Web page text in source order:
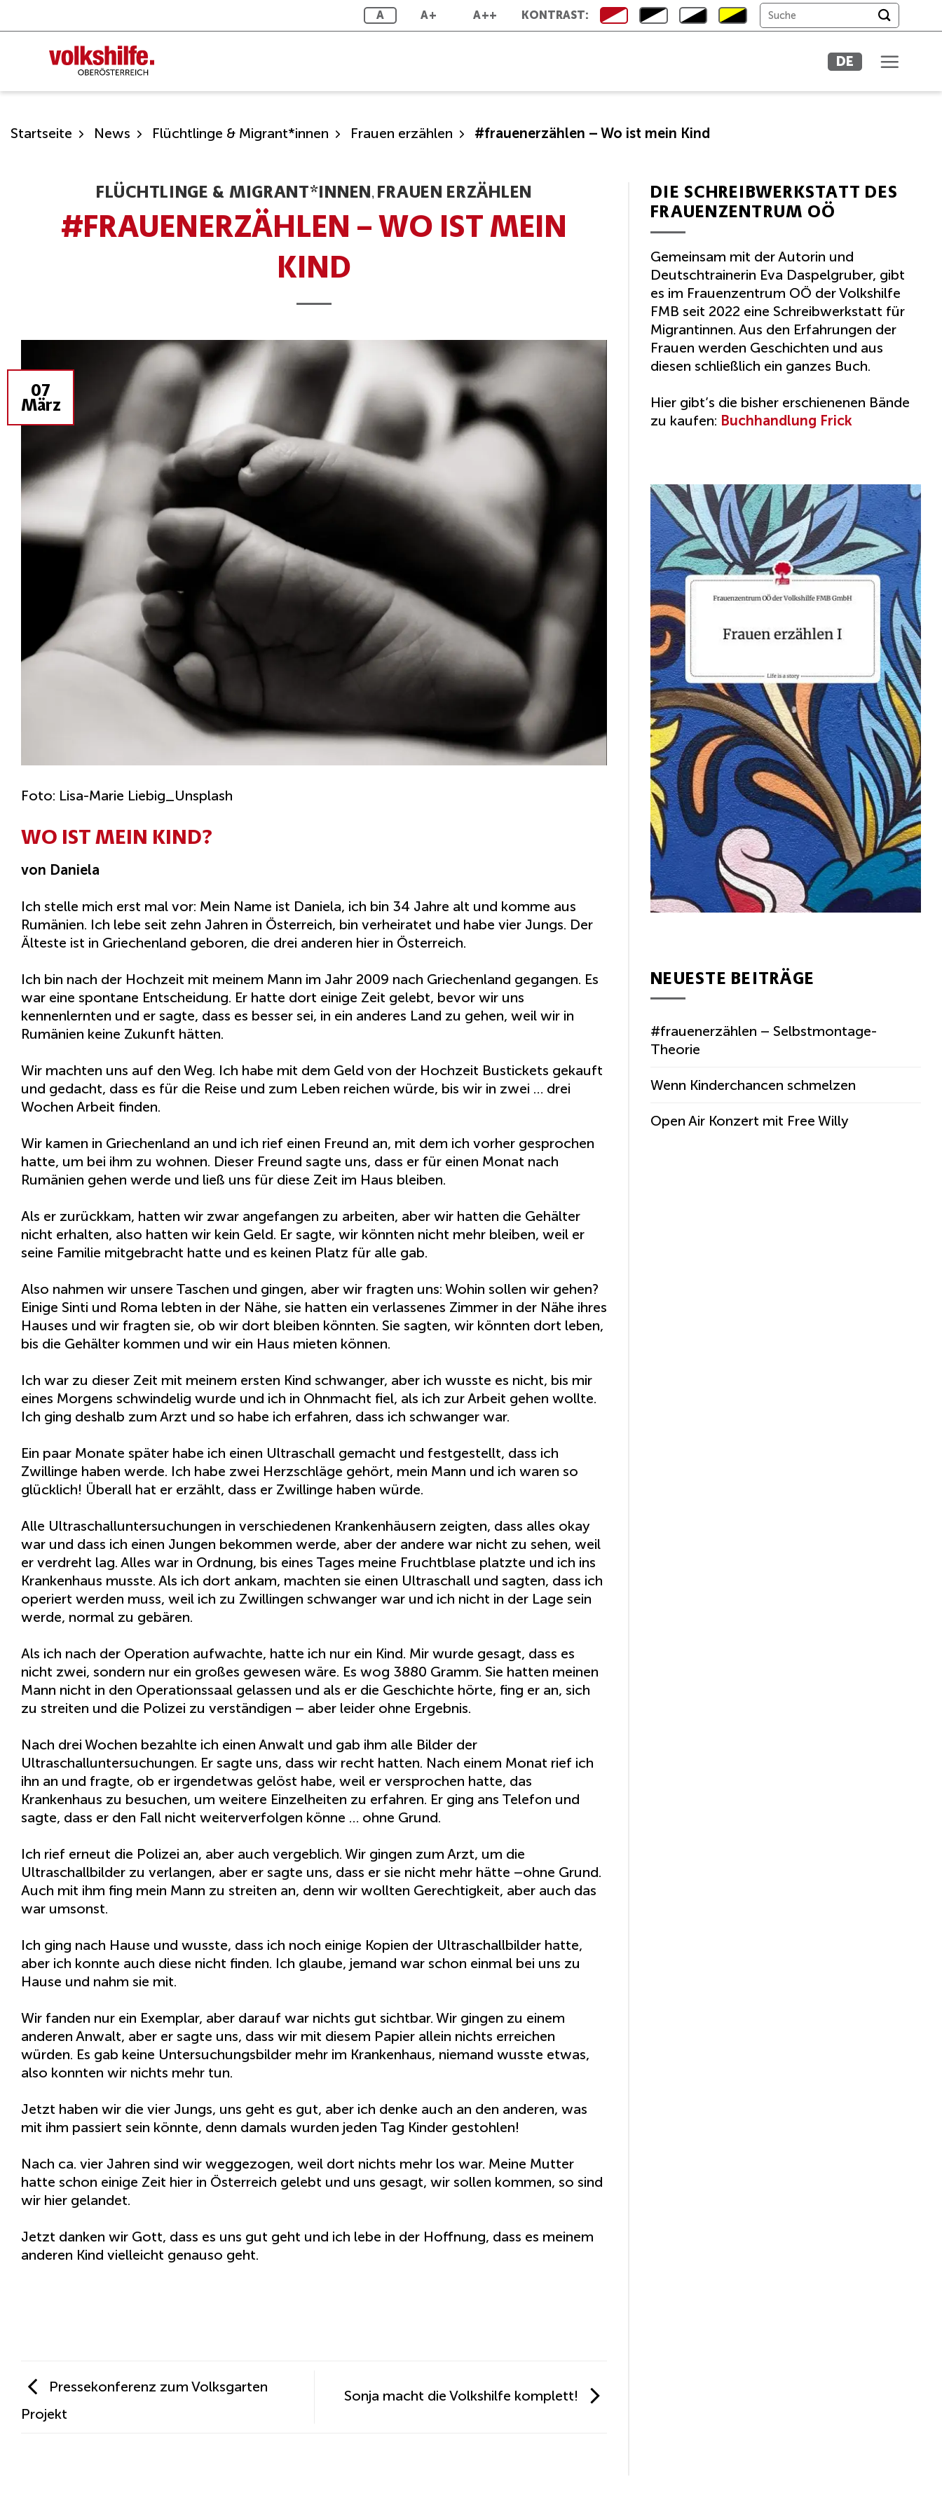
Inhalt
A A+ A++ KONTRAST:
DE
Startseite News Flüchtlinge & Migrant*innen Frauen erzählen #frauenerzählen – Wo ist mein Kind
FLÜCHTLINGE & MIGRANT*INNEN, FRAUEN ERZÄHLEN
#FRAUENERZÄHLEN – WO IST MEIN
KIND
07
März
Foto: Lisa-Marie Liebig_Unsplash
WO IST MEIN KIND?
von Daniela
Ich stelle mich erst mal vor: Mein Name ist Daniela, ich bin 34 Jahre alt und komme aus
Rumänien. Ich lebe seit zehn Jahren in Österreich, bin verheiratet und habe vier Jungs. Der
Älteste ist in Griechenland geboren, die drei anderen hier in Österreich.
Ich bin nach der Hochzeit mit meinem Mann im Jahr 2009 nach Griechenland gegangen. Es
war eine spontane Entscheidung. Er hatte dort einige Zeit gelebt, bevor wir uns
kennenlernten und er sagte, dass es besser sei, in ein anderes Land zu gehen, weil wir in
Rumänien keine Zukunft hätten.
Wir machten uns auf den Weg. Ich habe mit dem Geld von der Hochzeit Bustickets gekauft
und gedacht, dass es für die Reise und zum Leben reichen würde, bis wir in zwei … drei
Wochen Arbeit finden.
Wir kamen in Griechenland an und ich rief einen Freund an, mit dem ich vorher gesprochen
hatte, um bei ihm zu wohnen. Dieser Freund sagte uns, dass er für einen Monat nach
Rumänien gehen werde und ließ uns für diese Zeit im Haus bleiben.
Als er zurückkam, hatten wir zwar angefangen zu arbeiten, aber wir hatten die Gehälter
nicht erhalten, also hatten wir kein Geld. Er sagte, wir könnten nicht mehr bleiben, weil er
seine Familie mitgebracht hatte und es keinen Platz für alle gab.
Also nahmen wir unsere Taschen und gingen, aber wir fragten uns: Wohin sollen wir gehen?
Einige Sinti und Roma lebten in der Nähe, sie hatten ein verlassenes Zimmer in der Nähe ihres
Hauses und wir fragten sie, ob wir dort bleiben könnten. Sie sagten, wir könnten dort leben,
bis die Gehälter kommen und wir ein Haus mieten können.
Ich war zu dieser Zeit mit meinem ersten Kind schwanger, aber ich wusste es nicht, bis mir
eines Morgens schwindelig wurde und ich in Ohnmacht fiel, als ich zur Arbeit gehen wollte.
Ich ging deshalb zum Arzt und so habe ich erfahren, dass ich schwanger war.
Ein paar Monate später habe ich einen Ultraschall gemacht und festgestellt, dass ich
Zwillinge haben werde. Ich habe zwei Herzschläge gehört, mein Mann und ich waren so
glücklich! Überall hat er erzählt, dass er Zwillinge haben würde.
Alle Ultraschalluntersuchungen in verschiedenen Krankenhäusern zeigten, dass alles okay
war und dass ich einen Jungen bekommen werde, aber der andere war nicht zu sehen, weil
er verdreht lag. Alles war in Ordnung, bis eines Tages meine Fruchtblase platzte und ich ins
Krankenhaus musste. Als ich dort ankam, machten sie einen Ultraschall und sagten, dass ich
operiert werden muss, weil ich zu Zwillingen schwanger war und ich nicht in der Lage sein
werde, normal zu gebären.
Als ich nach der Operation aufwachte, hatte ich nur ein Kind. Mir wurde gesagt, dass es
nicht zwei, sondern nur ein großes gewesen wäre. Es wog 3880 Gramm. Sie hatten meinen
Mann nicht in den Operationssaal gelassen und als er die Geschichte hörte, fing er an, sich
zu streiten und die Polizei zu verständigen – aber leider ohne Ergebnis.
Nach drei Wochen bezahlte ich einen Anwalt und gab ihm alle Bilder der
Ultraschalluntersuchungen. Er sagte uns, dass wir recht hatten. Nach einem Monat rief ich
ihn an und fragte, ob er irgendetwas gelöst habe, weil er versprochen hatte, das
Krankenhaus zu besuchen, um weitere Einzelheiten zu erfahren. Er ging ans Telefon und
sagte, dass er den Fall nicht weiterverfolgen könne … ohne Grund.
Ich rief erneut die Polizei an, aber auch vergeblich. Wir gingen zum Arzt, um die
Ultraschallbilder zu verlangen, aber er sagte uns, dass er sie nicht mehr hätte –ohne Grund.
Auch mit ihm fing mein Mann zu streiten an, denn wir wollten Gerechtigkeit, aber auch das
war umsonst.
Ich ging nach Hause und wusste, dass ich noch einige Kopien der Ultraschallbilder hatte,
aber ich konnte auch diese nicht finden. Ich glaube, jemand war schon einmal bei uns zu
Hause und nahm sie mit.
Wir fanden nur ein Exemplar, aber darauf war nichts gut sichtbar. Wir gingen zu einem
anderen Anwalt, aber er sagte uns, dass wir mit diesem Papier allein nichts erreichen
würden. Es gab keine Untersuchungsbilder mehr im Krankenhaus, niemand wusste etwas,
also konnten wir nichts mehr tun.
Jetzt haben wir die vier Jungs, uns geht es gut, aber ich denke auch an den anderen, was
mit ihm passiert sein könnte, denn damals wurden jeden Tag Kinder gestohlen!
Nach ca. vier Jahren sind wir weggezogen, weil dort nichts mehr los war. Meine Mutter
hatte schon einige Zeit hier in Österreich gelebt und uns gesagt, wir sollen kommen, so sind
wir hier gelandet.
Jetzt danken wir Gott, dass es uns gut geht und ich lebe in der Hoffnung, dass es meinem
anderen Kind vielleicht genauso geht.
Pressekonferenz zum Volksgarten
Projekt
Sonja macht die Volkshilfe komplett!
DIE SCHREIBWERKSTATT DES
FRAUENZENTRUM OÖ
Gemeinsam mit der Autorin und
Deutschtrainerin Eva Daspelgruber, gibt
es im Frauenzentrum OÖ der Volkshilfe
FMB seit 2022 eine Schreibwerkstatt für
Migrantinnen. Aus den Erfahrungen der
Frauen werden Geschichten und aus
diesen schließlich ein ganzes Buch.
Hier gibt’s die bisher erschienenen Bände
zu kaufen: Buchhandlung Frick
NEUESTE BEITRÄGE
#frauenerzählen – Selbstmontage-
Theorie
Wenn Kinderchancen schmelzen
Open Air Konzert mit Free Willy